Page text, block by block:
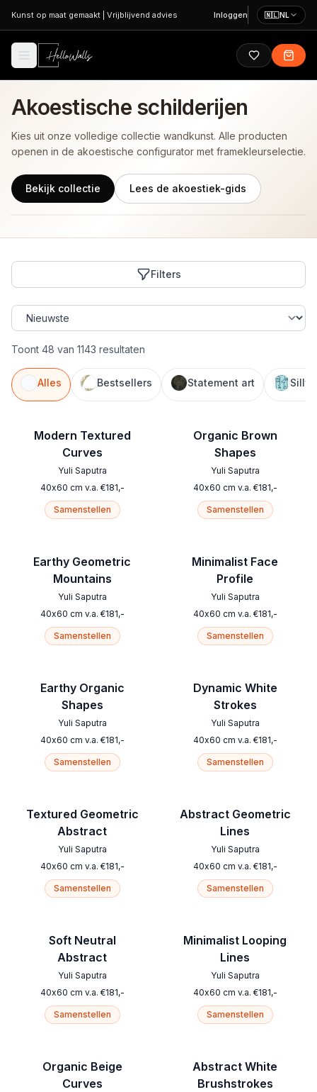
Ga naar hoofdinhoud
Kunst op maat gemaakt Vrijblijvend advies Inloggen 🇳🇱NL
Akoestische schilderijen
Kies uit onze volledige collectie wandkunst. Alle producten
openen in de akoestische configurator met framekleurselectie.
Bekijk collectie Lees de akoestiek-gids
Filters
Toont 48 van 1143 resultaten
Alles Bestsellers Statement art Silly
Modern Textured
Curves
Yuli Saputra
40x60 cm v.a. €181,-
Samenstellen
Earthy Geometric
Mountains
Yuli Saputra
40x60 cm v.a. €181,-
Samenstellen
Earthy Organic
Shapes
Yuli Saputra
40x60 cm v.a. €181,-
Samenstellen
Textured Geometric
Abstract
Yuli Saputra
40x60 cm v.a. €181,-
Samenstellen
Soft Neutral
Abstract
Yuli Saputra
40x60 cm v.a. €181,-
Samenstellen
Organic Beige
Curves
Organic Brown
Shapes
Yuli Saputra
40x60 cm v.a. €181,-
Samenstellen
Minimalist Face
Profile
Yuli Saputra
40x60 cm v.a. €181,-
Samenstellen
Dynamic White
Strokes
Yuli Saputra
40x60 cm v.a. €181,-
Samenstellen
Abstract Geometric
Lines
Yuli Saputra
40x60 cm v.a. €181,-
Samenstellen
Minimalist Looping
Lines
Yuli Saputra
40x60 cm v.a. €181,-
Samenstellen
Abstract White
Brushstrokes